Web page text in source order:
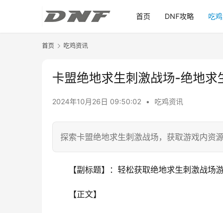
首页 DNF攻略 吃
首页 吃鸡资讯
卡盟绝地求生刺激战场-绝地求
2024年10月26日 09:50:02 • 吃鸡资讯
探索卡盟绝地求生刺激战场，获取游戏内资
【副标题】：轻松获取绝地求生刺激战场
【正文】